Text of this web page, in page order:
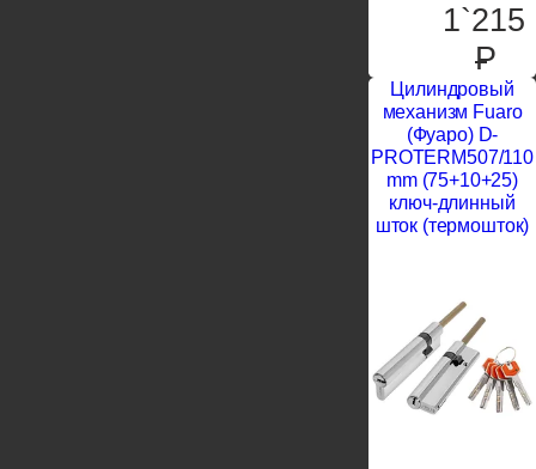
1`215
P
Цилиндровый
механизм Fuaro
(Фуаро) D-
PROTERM507/110
mm (75+10+25)
ключ-длинный
шток (термошток)